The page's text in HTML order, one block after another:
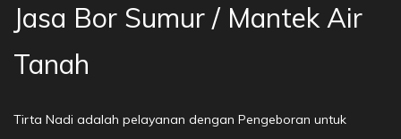
Jasa Bor Sumur / Mantek Air
Tanah
Tirta Nadi adalah pelayanan dengan Pengeboran untuk